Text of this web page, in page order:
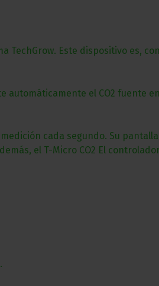
TechGrow. Este dispositivo es,
el CO2 fuente
cada segundo. Su
el T-Micro CO2 El